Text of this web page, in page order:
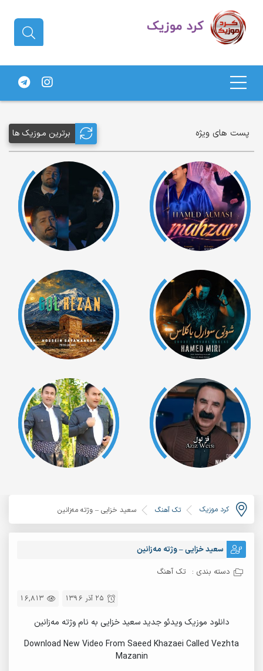
های کردی
پست های ویژه برترین مـوزیک ها
کرد موزیک تک آهنگ سعید خزایی – وژته مه‌زانین
سعید خزایی – وژته مه‌زانین
دسته بندی : تک آهنگ
16,813 25 آذر 1396
دانلود موزیک ویدئو جدید سعید خزایی به نام وژته مه‌زانین
Download New Video From Saeed Khazaei Called Vezhta
Mazanin